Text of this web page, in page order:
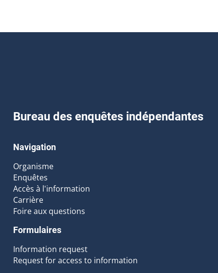
Bureau des enquêtes indépendantes
Navigation
Organisme
Enquêtes
Accès à l'information
Carrière
Foire aux questions
Formulaires
Information request
Request for access to information